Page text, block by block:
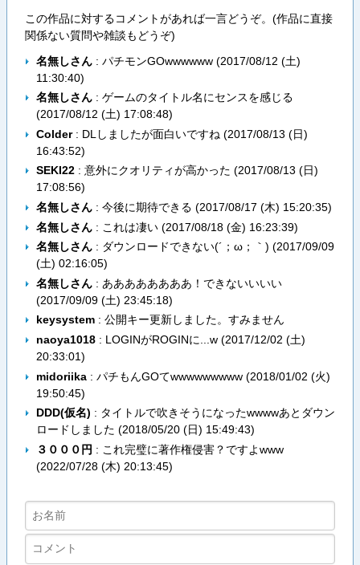
この作品に対するコメントがあれば一言どうぞ。(作品に直接
関係ない質問や雑談もどうぞ)
名無しさん: パチモンGOwwwwww (2017/08/12 (土)
11:30:40)
名無しさん: ゲームのタイトル名にセンスを感じる
(2017/08/12 (土) 17:08:48)
Colder: DLしましたが面白いですね (2017/08/13 (日)
16:43:52)
SEKI22: 意外にクオリティが高かった (2017/08/13 (日)
17:08:56)
名無しさん: 今後に期待できる (2017/08/17 (木) 15:20:35)
名無しさん: これは凄い (2017/08/18 (金) 16:23:39)
名無しさん: ダウンロードできない(´；ω；｀) (2017/09/09
(土) 02:16:05)
名無しさん: ああああああああ！できないいいい
(2017/09/09 (土) 23:45:18)
keysystem: 公開キー更新しました。すみません
naoya1018: LOGINがROGINに...w (2017/12/02 (土)
20:33:01)
midoriika: パチもんGOてwwwwwwwww (2018/01/02 (火)
19:50:45)
DDD(仮名) : タイトルで吹きそうになったwwwwあとダウン
ロードしました (2018/05/20 (日) 15:49:43)
３０００円 : これ完璧に著作権侵害？ですよwww
(2022/07/28 (木) 20:13:45)